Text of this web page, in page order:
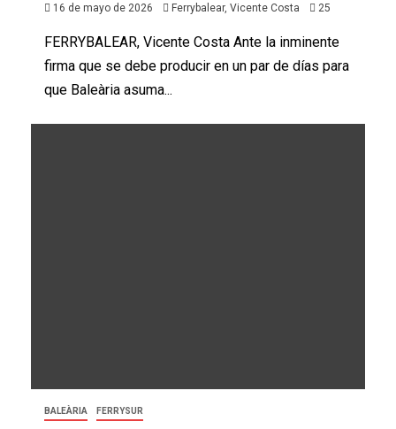
16 de mayo de 2026 Ferrybalear, Vicente Costa 25
FERRYBALEAR, Vicente Costa Ante la inminente
firma que se debe producir en un par de días para
que Baleària asuma...
BALEÀRIA FERRYSUR